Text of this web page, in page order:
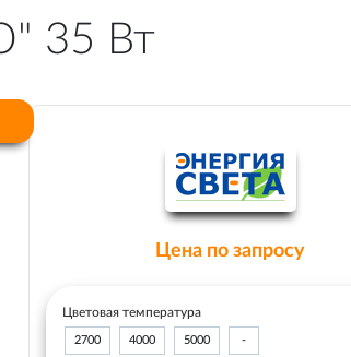
35 Вт
Цена по запросу
Цветовая температура
2700 4000 5000 -